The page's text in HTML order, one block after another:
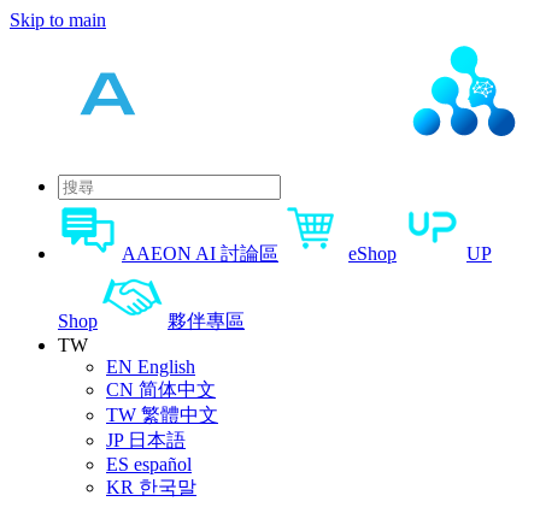
Skip to main
AAEON AI 討論區 eShop UP
Shop
夥伴專區
TW
EN English
CN 简体中文
TW 繁體中文
JP 日本語
ES español
KR 한국말